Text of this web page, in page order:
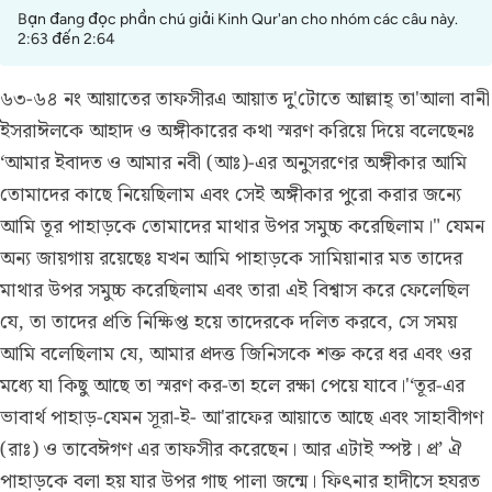
Bạn đang đọc phần chú giải Kinh Qur'an cho nhóm các câu này.
2:63 đến 2:64
৬৩-৬৪ নং আয়াতের তাফসীরএ আয়াত দু'টোতে আল্লাহ্ তা'আলা বানী
ইসরাঈলকে আহাদ ও অঙ্গীকারের কথা স্মরণ করিয়ে দিয়ে বলেছেনঃ
‘আমার ইবাদত ও আমার নবী (আঃ)-এর অনুসরণের অঙ্গীকার আমি
তোমাদের কাছে নিয়েছিলাম এবং সেই অঙ্গীকার পুরো করার জন্যে
আমি তূর পাহাড়কে তোমাদের মাথার উপর সমুচ্চ করেছিলাম।" যেমন
অন্য জায়গায় রয়েছেঃ যখন আমি পাহাড়কে সামিয়ানার মত তাদের
মাথার উপর সমুচ্চ করেছিলাম এবং তারা এই বিশ্বাস করে ফেলেছিল
যে, তা তাদের প্রতি নিক্ষিপ্ত হয়ে তাদেরকে দলিত করবে, সে সময়
আমি বলেছিলাম যে, আমার প্রদত্ত জিনিসকে শক্ত করে ধর এবং ওর
মধ্যে যা কিছু আছে তা স্মরণ কর-তা হলে রক্ষা পেয়ে যাবে।'‘তূর-এর
ভাবার্থ পাহাড়-যেমন সূরা-ই- আ'রাফের আয়াতে আছে এবং সাহাবীগণ
(রাঃ) ও তাবেঈগণ এর তাফসীর করেছেন। আর এটাই স্পষ্ট। প্র’ ঐ
পাহাড়কে বলা হয় যার উপর গাছ পালা জন্মে। ফিৎনার হাদীসে হযরত